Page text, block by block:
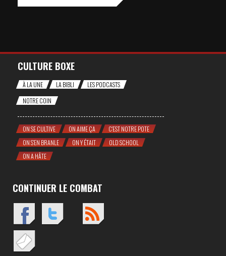
CULTURE BOXE
À LA UNE LA BIBLI
LES PODCASTS
NOTRE COIN
ON SE CULTIVE ON AIME ÇA
C'EST NOTRE POTE
ON S'EN BRANLE
ON Y ÉTAIT
OLD SCHOOL
ON A HÂTE
CONTINUER LE COMBAT